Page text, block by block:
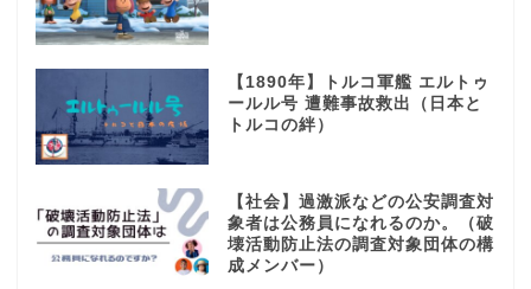
【1890年】トルコ軍艦 エルトゥ
ールル号 遭難事故救出（日本と
トルコの絆）
【社会】過激派などの公安調査対
象者は公務員になれるのか。（破
壊活動防止法の調査対象団体の構
成メンバー）